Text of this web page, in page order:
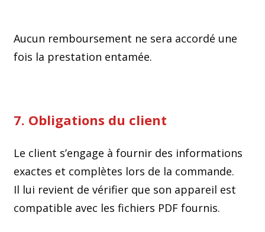
Aucun remboursement ne sera accordé une
fois la prestation entamée.
7. Obligations du client
Le client s’engage à fournir des informations
exactes et complètes lors de la commande.
Il lui revient de vérifier que son appareil est
compatible avec les fichiers PDF fournis.